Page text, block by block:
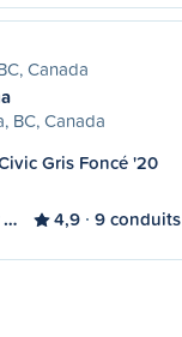
Canada
BC, Canada
Gris Foncé '20
… 4,9 9 conduits